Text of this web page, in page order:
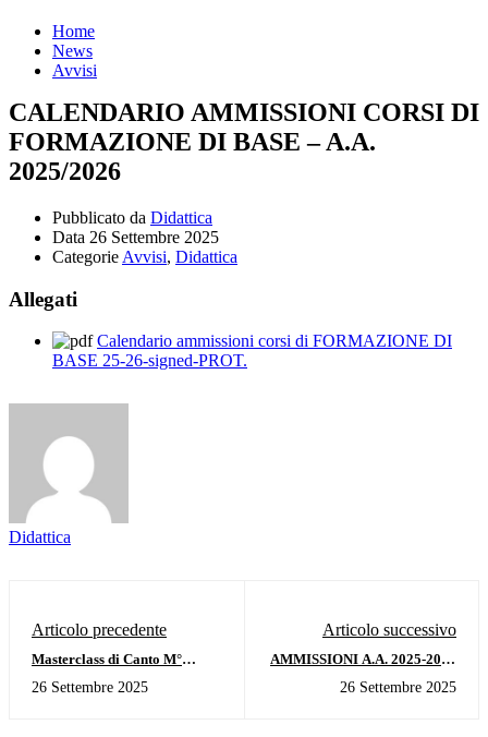
Home
News
Avvisi
CALENDARIO AMMISSIONI CORSI DI
FORMAZIONE DI BASE – A.A.
2025/2026
Pubblicato da Didattica
Data 26 Settembre 2025
Categorie Avvisi, Didattica
Allegati
Calendario ammissioni corsi di FORMAZIONE DI
BASE 25-26-signed-PROT.
Didattica
Articolo precedente
Masterclass di Canto M°
ottobre 2025
26 Settembre 2025
Articolo successivo
AMMISSIONI A.A. 2025-2026
GRADUATORIE
26 Settembre 2025